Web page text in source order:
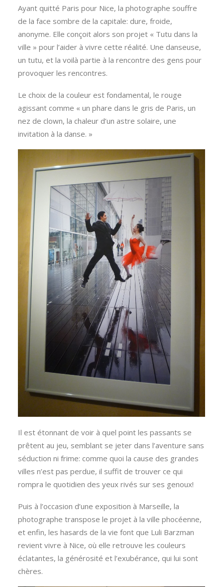
Ayant quitté Paris pour Nice, la photographe souffre
de la face sombre de la capitale: dure, froide,
anonyme. Elle conçoit alors son projet « Tutu dans la
ville » pour l’aider à vivre cette réalité. Une danseuse,
un tutu, et la voilà partie à la rencontre des gens pour
provoquer les rencontres.
Le choix de la couleur est fondamental, le rouge
agissant comme « un phare dans le gris de Paris, un
nez de clown, la chaleur d’un astre solaire, une
invitation à la danse. »
Il est étonnant de voir à quel point les passants se
prêtent au jeu, semblant se jeter dans l’aventure sans
séduction ni frime: comme quoi la cause des grandes
villes n’est pas perdue, il suffit de trouver ce qui
rompra le quotidien des yeux rivés sur ses genoux!
Puis à l’occasion d’une exposition à Marseille, la
photographe transpose le projet à la ville phocéenne,
et enfin, les hasards de la vie font que Luli Barzman
revient vivre à Nice, où elle retrouve les couleurs
éclatantes, la générosité et l’exubérance, qui lui sont
chères.